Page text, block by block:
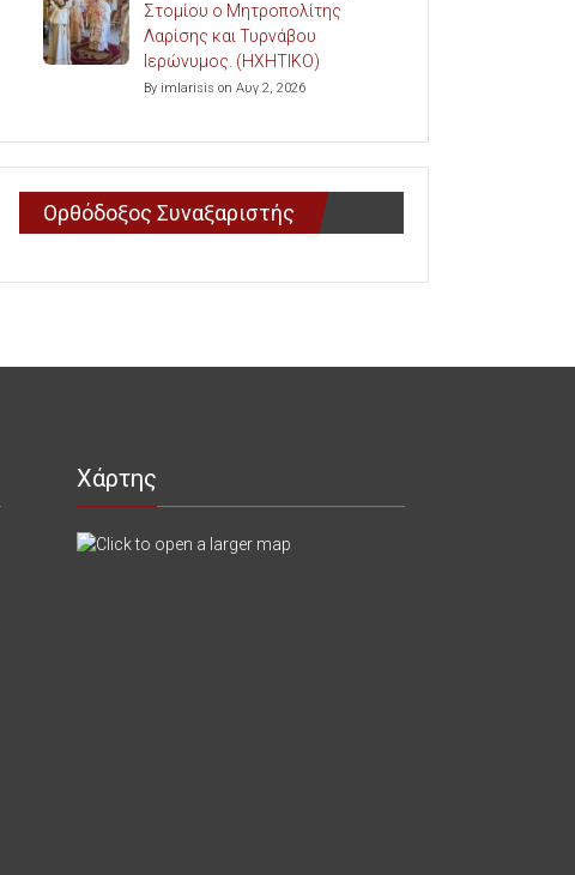
Στομίου ο Μητροπολίτης
Λαρίσης και Τυρνάβου
Ιερώνυμος. (ΗΧΗΤΙΚΟ)
By imlarisis on Αυγ 2, 2026
Ορθόδοξος Συναξαριστής
Χάρτης